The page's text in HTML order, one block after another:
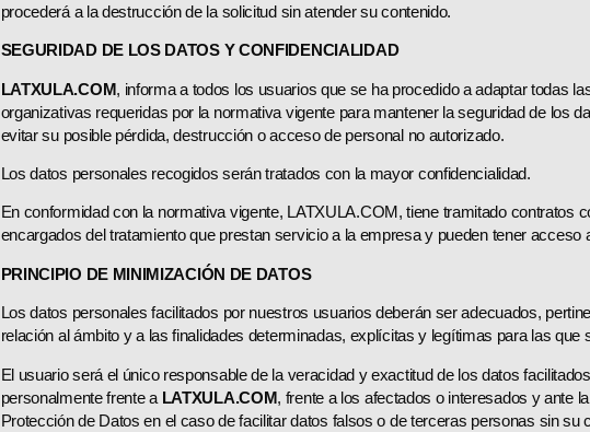
procederá a la destrucción de la solicitud sin atender su contenido.
SEGURIDAD DE LOS DATOS Y CONFIDENCIALIDAD
LATXULA.COM, informa a todos los usuarios que se ha procedido a adaptar todas
organizativas requeridas por la normativa vigente para mantener la seguridad de los
evitar su posible pérdida, destrucción o acceso de personal no autorizado.
Los datos personales recogidos serán tratados con la mayor confidencialidad.
En conformidad con la normativa vigente, LATXULA.COM, tiene tramitado contratos
encargados del tratamiento que prestan servicio a la empresa y pueden tener acceso
PRINCIPIO DE MINIMIZACIÓN DE DATOS
Los datos personales facilitados por nuestros usuarios deberán ser adecuados,
relación al ámbito y a las finalidades determinadas, explícitas y legítimas para las que
El usuario será el único responsable de la veracidad y exactitud de los datos
personalmente frente a LATXULA.COM, frente a los afectados o interesados y ante
Protección de Datos en el caso de facilitar datos falsos o de terceras personas sin su